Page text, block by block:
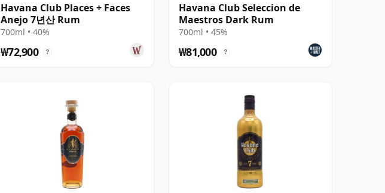
Havana Club Places + Faces
Anejo 7년산 Rum
700ml • 40%
₩72,900 ?
Havana Club Seleccion de
Maestros Dark Rum
700ml • 45%
₩81,000 ?